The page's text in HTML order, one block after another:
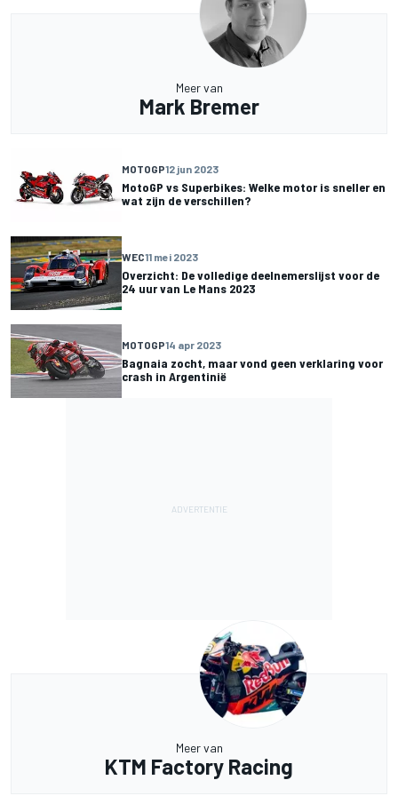
Meer van
Mark Bremer
MOTOGP12 jun 2023
MotoGP vs Superbikes: Welke motor is sneller en
wat zijn de verschillen?
WEC11 mei 2023
Overzicht: De volledige deelnemerslijst voor de
24 uur van Le Mans 2023
MOTOGP14 apr 2023
Bagnaia zocht, maar vond geen verklaring voor
crash in Argentinië
Meer van
KTM Factory Racing